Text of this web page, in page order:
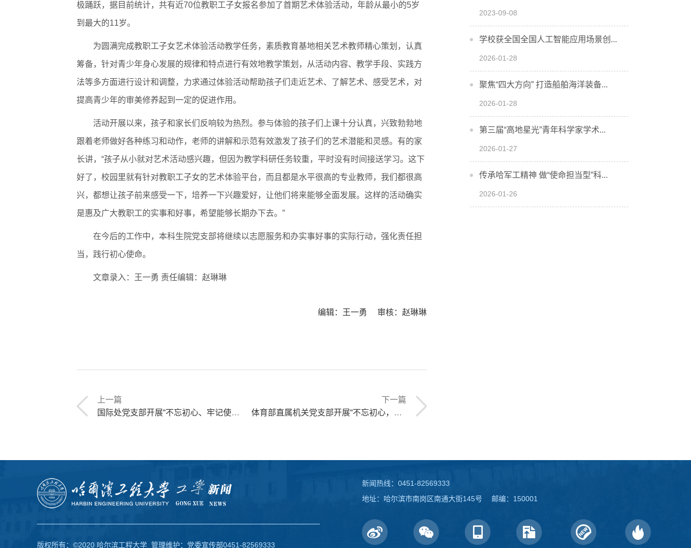
极踊跃，据目前统计，共有近70位教职工子女报名参加了首期艺术体验活动，年龄从最小的5岁
到最大的11岁。
为圆满完成教职工子女艺术体验活动教学任务，素质教育基地相关艺术教师精心策划，认真
筹备，针对青少年身心发展的规律和特点进行有效地教学策划，从活动内容、教学手段、实践方
法等多方面进行设计和调整，力求通过体验活动帮助孩子们走近艺术、了解艺术、感受艺术，对
提高青少年的审美修养起到一定的促进作用。
活动开展以来，孩子和家长们反响较为热烈。参与体验的孩子们上课十分认真，兴致勃勃地
跟着老师做好各种练习和动作，老师的讲解和示范有效激发了孩子们的艺术潜能和灵感。有的家
长讲，“孩子从小就对艺术活动感兴趣，但因为教学科研任务较重，平时没有时间接送学习。这下
好了，校园里就有针对教职工子女的艺术体验平台，而且都是水平很高的专业教师，我们都很高
兴，都想让孩子前来感受一下，培养一下兴趣爱好，让他们将来能够全面发展。这样的活动确实
是惠及广大教职工的实事和好事，希望能够长期办下去。”
在今后的工作中，本科生院党支部将继续以志愿服务和办实事好事的实际行动，强化责任担
当，践行初心使命。
文章录入：王一勇 责任编辑：赵琳琳
编辑：王一勇 审核：赵琳琳
上一篇
国际处党支部开展“不忘初心、牢记使命”教育主题党日活动
下一篇
体育部直属机关党支部开展“不忘初心，牢记使命”我与学生面对面主题党日活动
2023-09-08
学校获全国全国人工智能应用场景创...
2026-01-28
聚焦“四大方向” 打造船舶海洋装备...
2026-01-28
第三届“高地星光”青年科学家学术...
2026-01-27
传承哈军工精神 做“使命担当型”科...
2026-01-26
版权所有：©2020 哈尔滨工程大学 管理维护：党委宣传部0451-82569333
新闻热线：0451-82569333
地址：哈尔滨市南岗区南通大街145号 邮编：150001